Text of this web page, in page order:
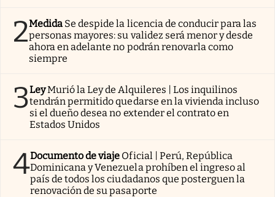
2Medida Se despide la licencia de conducir para las
personas mayores: su validez será menor y desde
ahora en adelante no podrán renovarla como
siempre
3LeyMurió la Ley de Alquileres | Los inquilinos
tendrán permitido quedarse en la vivienda incluso
si el dueño desea no extender el contrato en
Estados Unidos
4Documento de viaje Oficial | Perú, República
Dominicana y Venezuela prohíben el ingreso al
país de todos los ciudadanos que posterguen la
renovación de su pasaporte